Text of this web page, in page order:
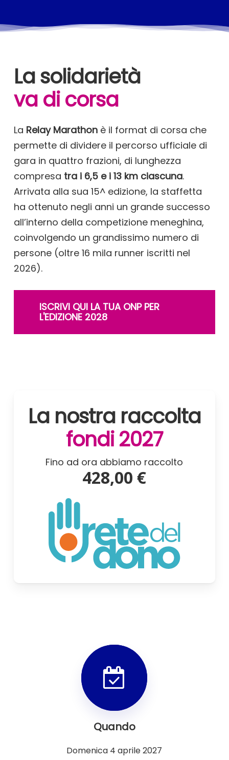
La solidarietà
va di corsa
La Relay Marathonè il format di corsa che
permette di dividere il percorso ufficiale di
gara in quattro frazioni, di lunghezza
compresa tra i 6,5 e i 13 km ciascuna.
Arrivata alla sua 15^ edizione, la staffetta
ha ottenuto negli anni un grande successo
all’interno della competizione meneghina,
coinvolgendo un grandissimo numero di
persone (oltre 16 mila runner iscritti nel
2026).
ISCRIVI QUI LA TUA ONP PER
L'EDIZIONE 2028
La nostra raccolta
fondi 2027
Fino ad ora abbiamo raccolto
428,00 €
Quando
Domenica 4 aprile 2027